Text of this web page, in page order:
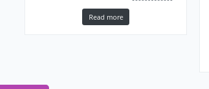
Read more